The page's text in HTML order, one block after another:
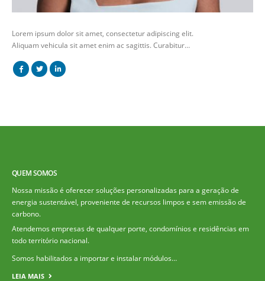
Lorem ipsum dolor sit amet, consectetur adipiscing elit.
Aliquam vehicula sit amet enim ac sagittis. Curabitur…
QUEM SOMOS
Nossa missão é oferecer soluções personalizadas para a geração de
energia sustentável, proveniente de recursos limpos e sem emissão de
carbono.
Atendemos empresas de qualquer porte, condomínios e residências em
todo território nacional.
Somos habilitados a importar e instalar módulos…
LEIA MAIS